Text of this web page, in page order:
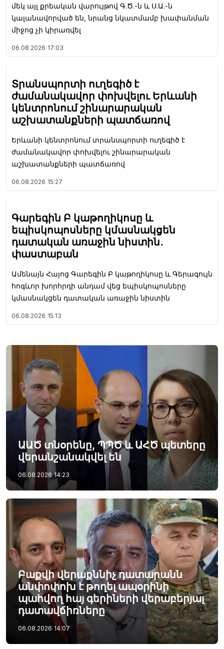
մեկ այլ քրեական վարույթով Գ.Ծ.-ն և Ս.Ա.-ն
կալանավորված են, նրանց նկատմամբ խափանման
միջոց չի կիրառվել
06.08.2026 17:03
Տրանսպորտի ուղեգիծ է
ժամանակավոր փոխվելու Երևանի
կենտրոնում շինարարական
աշխատանքների պատճառով
Երևանի կենտրոնում տրանսպորտի ուղեգիծ է
ժամանակավոր փոխվելու շինարարական
աշխատանքների պատճառով
06.08.2026 15:27
Գարեգին Բ կաթողիկոսը և
եպիսկոպոսները կմասնակցեն
դատական առաջին նիստին․
փաստաբան
Ամենայն Հայոց Գարեգին Բ կաթողիկոսը և Գերագույն
հոգևոր խորհրդի անդամ վեց եպիսկոպոսները
կմասնակցեն դատական առաջին նիստին
06.08.2026 15:13
ԱԱԾ տնօրենը, ՊՊԾ և ԱՀԾ պետերը
վերանշանակվել են
06.08.2026 14:23
Բաքվի վերաքննիչ դատարանն
անփոփոխ է թողել ապօրինի
պահվող հայ գերիների վերաբերյալ
դատավճիռները
06.08.2026 14:07